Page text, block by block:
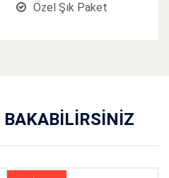
Özel Şık Paket
BAKABILIRSINIZ